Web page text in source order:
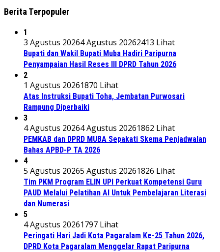
Berita Terpopuler
1
3 Agustus 20264 Agustus 20262413 Lihat
Bupati dan Wakil Bupati Muba Hadiri Paripurna
Penyampaian Hasil Reses III DPRD Tahun 2026
2
1 Agustus 20261870 Lihat
Atas Instruksi Bupati Toha, Jembatan Purwosari
Rampung Diperbaiki
3
4 Agustus 20264 Agustus 20261862 Lihat
PEMKAB dan DPRD MUBA Sepakati Skema Penjadwalan
Bahas APBD-P TA 2026
4
5 Agustus 20265 Agustus 20261826 Lihat
Tim PKM Program ELIN UPI Perkuat Kompetensi Guru
PAUD Melalui Pelatihan AI Untuk Pembelajaran Literasi
dan Numerasi
5
4 Agustus 20261797 Lihat
Peringati Hari Jadi Kota Pagaralam Ke-25 Tahun 2026,
DPRD Kota Pagaralam Menggelar Rapat Paripurna